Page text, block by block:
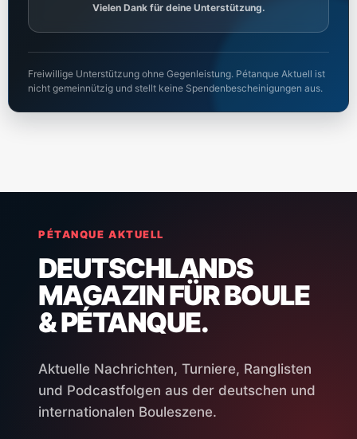
Vielen Dank für deine Unterstützung.
Freiwillige Unterstützung ohne Gegenleistung. Pétanque Aktuell ist
nicht gemeinnützig und stellt keine Spendenbescheinigungen aus.
PÉTANQUE AKTUELL
DEUTSCHLANDS
MAGAZIN FÜR BOULE
& PÉTANQUE.
Aktuelle Nachrichten, Turniere, Ranglisten
und Podcastfolgen aus der deutschen und
internationalen Bouleszene.